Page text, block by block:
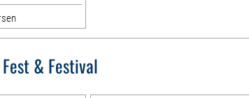
Fest & Festival